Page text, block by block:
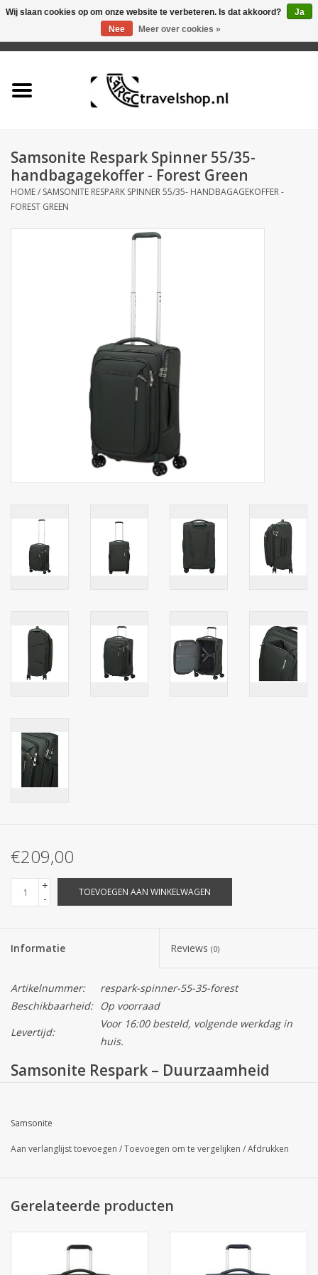
Tas
Rugtas
Koffer
Secrid portemonnee
Samsonite Respark Spinner 55/35-
handbagagekoffer - Forest Green
HOME/ SAMSONITE RESPARK SPINNER 55/35- HANDBAGAGEKOFFER -
FOREST GREEN
€209,00
+
-
TOEVOEGEN AAN WINKELWAGEN
Informatie Reviews (0)
Artikelnummer:
respark-spinner-55-35-forest
Beschikbaarheid:
Op voorraad
Levertijd:
Voor 16:00 besteld, volgende werkdag in
huis.
Samsonite Respark – Duurzaamheid
met een missie. Deze collectie is ontworpen met een sterke
geeft de koffer een luxe en tijdloze uitstraling die op elke
Groen Reizen met Recyclex™
Samsonite
Aan verlanglijst toevoegen /Toevoegen om te vergelijken /Afdrukken
Gerelateerde producten
Wij slaan cookies op om onze website te verbeteren. Is dat akkoord?
Ja
Nee
Meer over cookies »